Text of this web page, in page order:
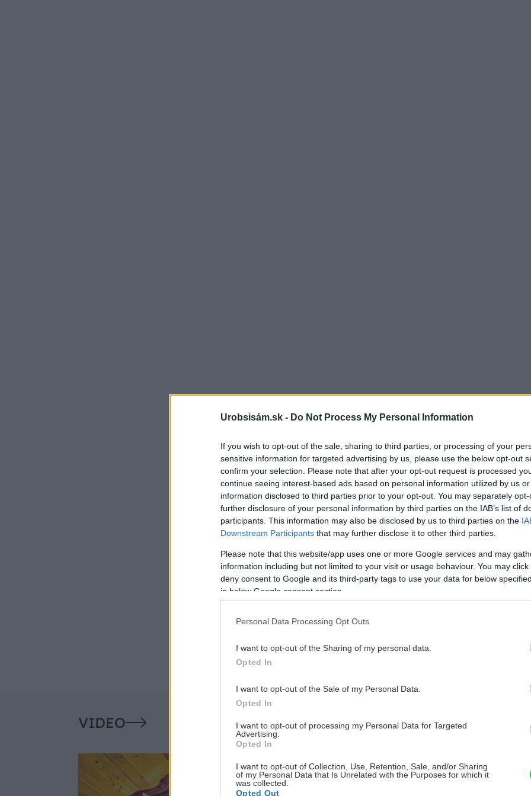
Urobsisám.sk - Do Not Process My Personal Information
If you wish to opt-out of the sale, sharing to third parties, or processing of your
sensitive information for targeted advertising by us, please use the below opt-out
confirm your selection. Please note that after your opt-out request is processed
continue seeing interest-based ads based on personal information utilized by us
information disclosed to third parties prior to your opt-out. You may separately
further disclosure of your personal information by third parties on the IAB’s list of
participants. This information may also be disclosed by us to third parties on the
Downstream Participants that may further disclose it to other third parties.
Please note that this website/app uses one or more Google services and may
information including but not limited to your visit or usage behaviour. You may
deny consent to Google and its third-party tags to use your data for below
in below Google consent section.
Personal Data Processing Opt Outs
I want to opt-out of the Sharing of my personal data.
Opted In
I want to opt-out of the Sale of my Personal Data.
Opted In
I want to opt-out of processing my Personal Data for Targeted
Advertising.
Opted In
I want to opt-out of Collection, Use, Retention, Sale, and/or Sharing
of my Personal Data that Is Unrelated with the Purposes for which it
was collected.
Opted Out
VIDEO